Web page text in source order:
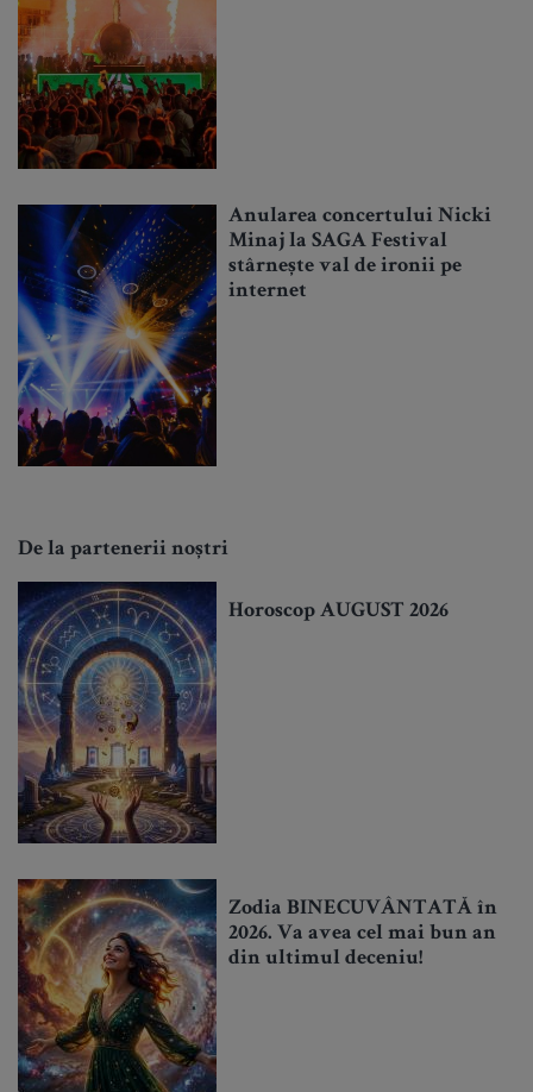
Anularea concertului Nicki
Minaj la SAGA Festival
stârnește val de ironii pe
internet
De la partenerii noștri
Horoscop AUGUST 2026
Zodia BINECUVÂNTATĂ în
2026. Va avea cel mai bun an
din ultimul deceniu!